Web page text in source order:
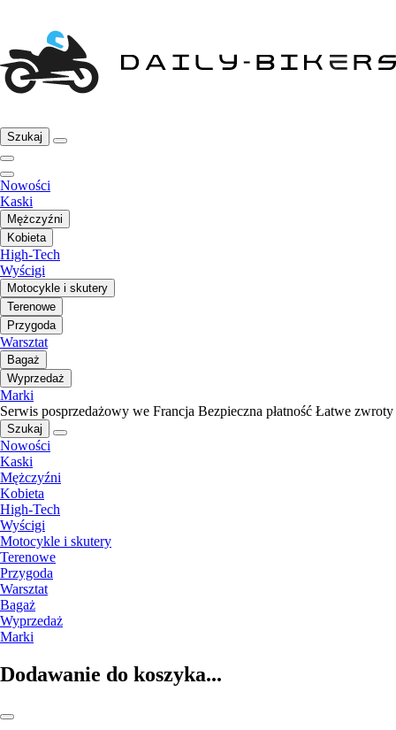
Szukaj
Nowości
Kaski
Mężczyźni
Kobieta
High-Tech
Wyścigi
Motocykle i skutery
Terenowe
Przygoda
Warsztat
Bagaż
Wyprzedaż
Marki
Serwis posprzedażowy we Francja Bezpieczna płatność Łatwe zwroty
Szukaj
Nowości
Kaski
Mężczyźni
Kobieta
High-Tech
Wyścigi
Motocykle i skutery
Terenowe
Przygoda
Warsztat
Bagaż
Wyprzedaż
Marki
Dodawanie do koszyka...